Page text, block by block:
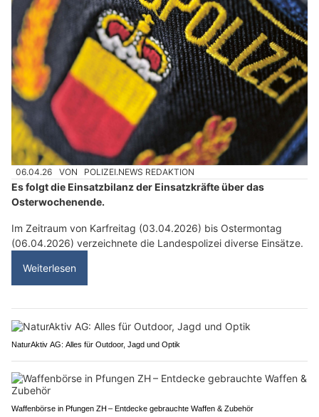
06.04.26 VON POLIZEI.NEWS REDAKTION
Es folgt die Einsatzbilanz der Einsatzkräfte über das
Osterwochenende.
Im Zeitraum von Karfreitag (03.04.2026) bis Ostermontag
(06.04.2026) verzeichnete die Landespolizei diverse Einsätze.
Weiterlesen
NaturAktiv AG: Alles für Outdoor, Jagd und Optik
Waffenbörse in Pfungen ZH – Entdecke gebrauchte Waffen & Zubehör